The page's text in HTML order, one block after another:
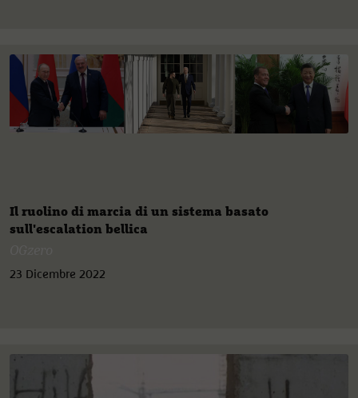
Il ruolino di marcia di un sistema basato
sull'escalation bellica
23 Dicembre 2022